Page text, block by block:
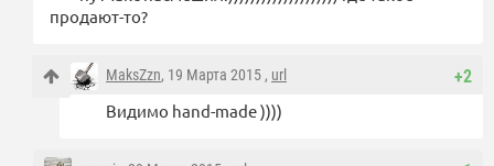
продают-то?
+2
MaksZzn, 19 Марта 2015 , url
Видимо hand-made ))))